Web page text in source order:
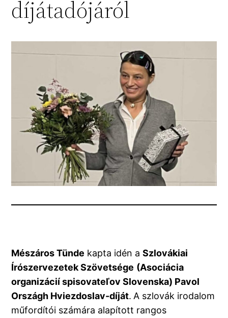
díjátadójáról
Mészáros Tünde kapta idén aSzlovákiai
Írószervezetek Szövetsége (Asociácia
organizácií spisovateľov Slovenska) Pavol
Országh Hviezdoslav-díját. A szlovák irodalom
műfordítói számára alapított rangos